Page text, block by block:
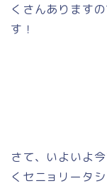
くさんあります
す！
さて、いよいよ
くセニョリータ